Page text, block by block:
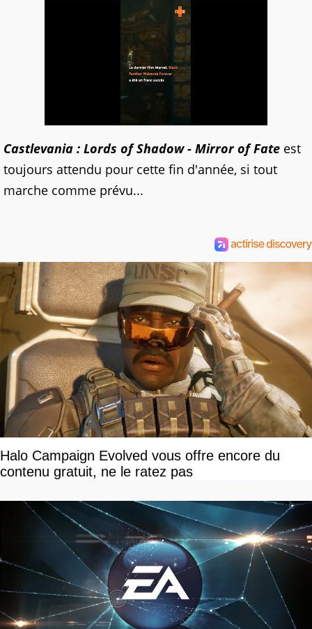
Castlevania : Lords of Shadow - Mirror of Fate est
toujours attendu pour cette fin d'année, si tout
marche comme prévu...
Halo Campaign Evolved vous offre encore du
contenu gratuit, ne le ratez pas